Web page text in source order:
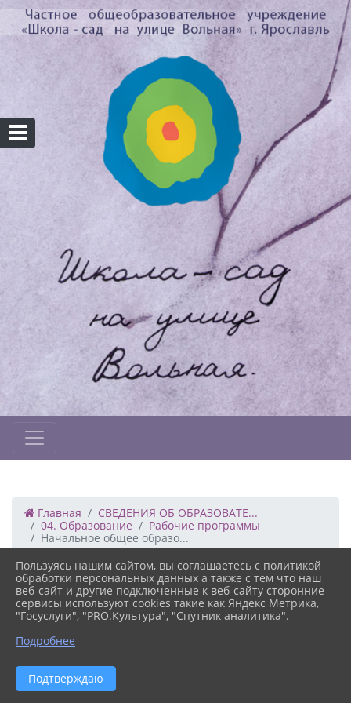
Главная
СВЕДЕНИЯ ОБ ОБРАЗОВАТЕ...
04. Образование
Рабочие программы
Начальное общее образо...
02.10.2023 17:16 143
НАЧАЛЬНОЕ ОБЩЕЕ ОБРАЗОВАНИЕ
ФАЙЛЫ
Русский язык_1-4 классы_2025-2026 уч.год
Пользуясь нашим сайтом, вы соглашаетесь с политикой
обработки персональных данных а также с тем что наш
веб-сайт и другие подключенные к веб-сайту сторонние
сервисы используют cookies такие как Яндекс Метрика,
"Госуслуги", "PRO.Культура", "Спутник аналитика".
Подробнее
Подтверждаю